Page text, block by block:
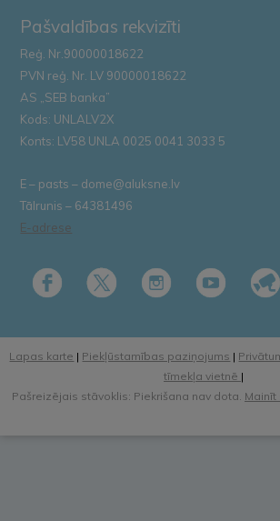
Pašvaldības rekvizīti
Reģ. Nr.90000018622
PVN reģ. Nr. LV 90000018622
AS „SEB banka”
Kods: UNLALV2X
Konts: LV58 UNLA 0025 0041 3033 5
E – pasts – dome@aluksne.lv
Tālrunis – 64381496
E-adrese
Lapas karte | Piekļūstamības paziņojums |
tīmekļa vietnē |
Pašreizējais stāvoklis: Piekrišana nav dota. Mainīt